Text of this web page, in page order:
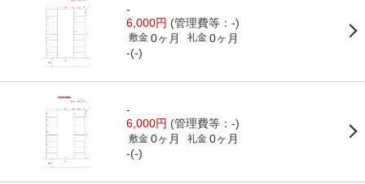
-
6,000円 (管理費等：-)
敷金 0ヶ月 礼金 0ヶ月
-(-)
-
6,000円 (管理費等：-)
敷金 0ヶ月 礼金 0ヶ月
-(-)